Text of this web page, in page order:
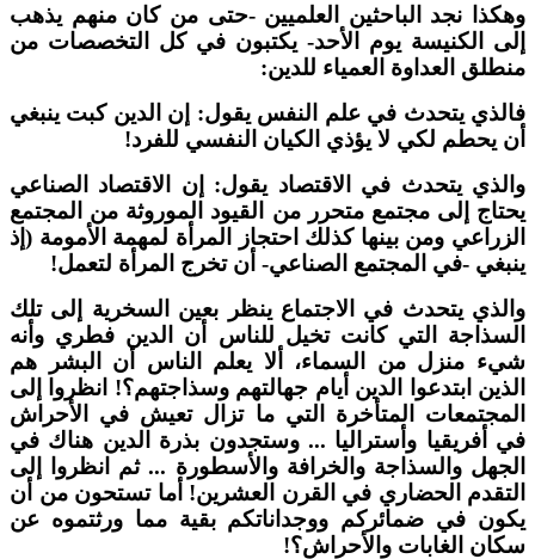
نجد الباحثين العلميين -حتى من كان منهم يذهب
الكنيسة يوم الأحد- يكتبون في كل التخصصات من
العداوة العمياء للدين:
يتحدث في علم النفس يقول: إن الدين كبت ينبغي
يحطم لكي لا يؤذي الكيان النفسي للفرد!
يتحدث في الاقتصاد يقول: إن الاقتصاد الصناعي
إلى مجتمع متحرر من القيود الموروثة من المجتمع
ومن بينها كذلك احتجاز المرأة لمهمة الأمومة (إذ
-في المجتمع الصناعي- أن تخرج المرأة لتعمل!
يتحدث في الاجتماع ينظر بعين السخرية إلى تلك
التي كانت تخيل للناس أن الدين فطري وأنه
منزل من السماء، ألا يعلم الناس أن البشر هم
ابتدعوا الدين أيام جهالتهم وسذاجتهم؟! انظروا إلى
المتأخرة التي ما تزال تعيش في الأحراش
أفريقيا وأستراليا ... وستجدون بذرة الدين هناك في
والسذاجة والخرافة والأسطورة ... ثم انظروا إلى
الحضاري في القرن العشرين! أما تستحون من أن
في ضمائركم ووجداناتكم بقية مما ورثتموه عن
الغابات والأحراش؟!